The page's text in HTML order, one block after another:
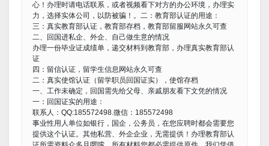
心！办理时请电话联系，或者视频看下对方的办公环境，办理实
力，选择实体公司，以防被骗！。二：教育部认证的用途：
三：真实教育部认证，教育部存档，教育部留服网站永久可查
二、回国进私企、外企、自己做生意的情况
办理一份毕业证成绩单，递交材料到教育部，办理真实教育部认
证
四：留信认证，留学生信息网站永久可查
二：真实使馆认证（留学职员回国证实），使馆存档
一、工作未确定，回国需先给父母、亲戚朋友看下文凭的情况
一：回国证实的用途：
联系人：QQ:185572498.微信：185572498
事业性用人单位如银行，国企，公务员，在您应聘时都会需要您
提供这个认证。其他私营、外企企业，无需提供！办理教育部认